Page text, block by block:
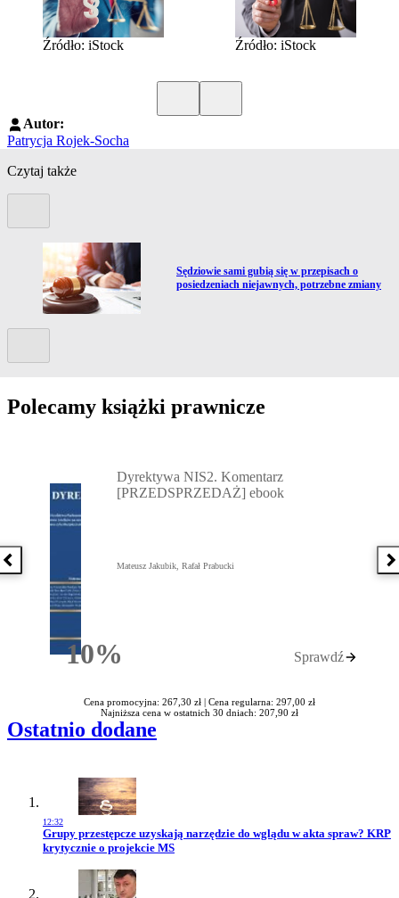
Źródło: iStock Źródło: iStock
Autor:
Patrycja Rojek-Socha
Czytaj także
Przejdź do artykułu:
Sędziowie sami gubią się w przepisach o
posiedzeniach niejawnych, potrzebne zmiany
Polecamy książki prawnicze
Poprzednia książka
10%Rabatu
Dyrektywa NIS2. Komentarz
[PRZEDSPRZEDAŻ] ebook
Mateusz Jakubik, Rafał Prabucki
Sprawdź
Cena promocyjna: 267,30 zł | Cena regularna: 297,00 zł
Najniższa cena w ostatnich 30 dniach: 207,90 zł
Ostatnio dodane
12:32
Przejdź do artykułu:
Grupy przestępcze uzyskają narzędzie do wglądu w akta spraw? KRP
krytycznie o projekcie MS